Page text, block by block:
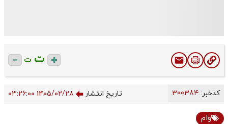
ت ت
کدخبر: تاریخ انتشار ۱۴۰۵/۰۲/۲۸ ۰۳:۲۶:۰۰
وام